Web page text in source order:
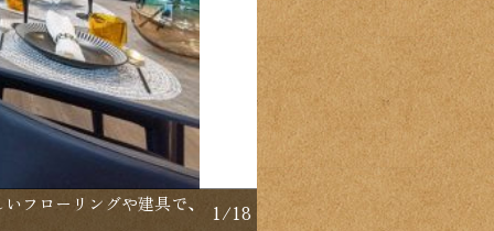
フローリングや建具で、
1/18
【間取り：3LDK】専有
ーゼット付きの約11.3帖